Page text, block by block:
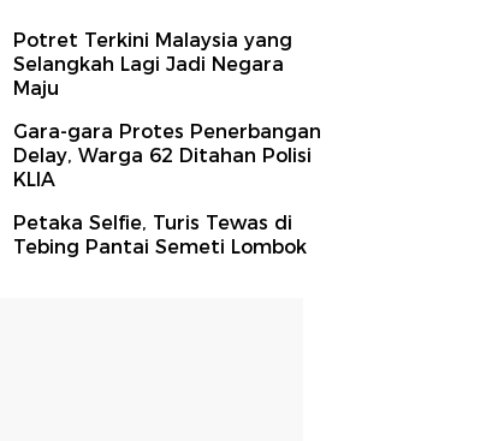
Potret Terkini Malaysia yang
Selangkah Lagi Jadi Negara
Maju
Gara-gara Protes Penerbangan
Delay, Warga 62 Ditahan Polisi
KLIA
Petaka Selfie, Turis Tewas di
Tebing Pantai Semeti Lombok